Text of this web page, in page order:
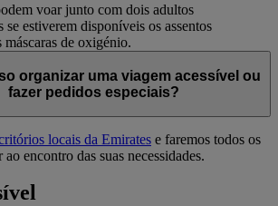
voar junto com dois adultos
se estiverem disponíveis os assentos
máscaras de oxigénio.
organizar uma viagem acessível ou
fazer pedidos especiais?
locais da Emirates e faremos todos os
encontro das suas necessidades.